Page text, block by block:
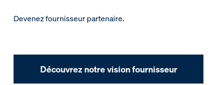
Devenez fournisseur partenaire.
Découvrez notre vision fournisseur